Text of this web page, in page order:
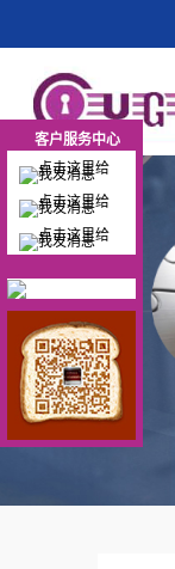
客户服务中心
客户服务中心